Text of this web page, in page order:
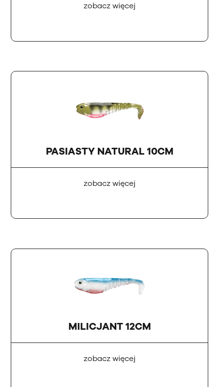
zobacz więcej
PASIASTY NATURAL 10CM
zobacz więcej
MILICJANT 12CM
zobacz więcej